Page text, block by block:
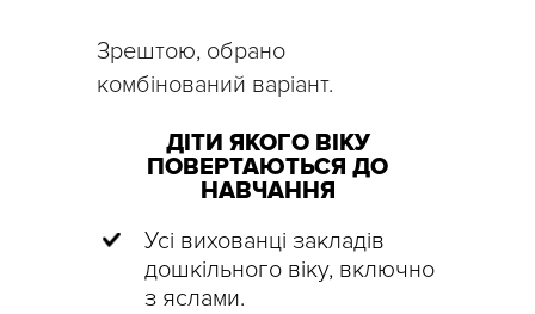
Зрештою, обрано
комбінований варіант.
ДІТИ ЯКОГО ВІКУ
ПОВЕРТАЮТЬСЯ ДО
НАВЧАННЯ
Усі вихованці закладів
дошкільного віку, включно
з яслами.